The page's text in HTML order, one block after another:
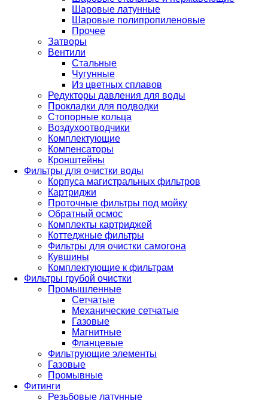
Шаровые латунные
Шаровые полипропиленовые
Прочее
Затворы
Вентили
Стальные
Чугунные
Из цветных сплавов
Редукторы давления для воды
Прокладки для подводки
Стопорные кольца
Воздухоотводчики
Комплектующие
Компенсаторы
Кронштейны
Фильтры для очистки воды
Корпуса магистральных фильтров
Картриджи
Проточные фильтры под мойку
Обратный осмос
Комплекты картриджей
Коттеджные фильтры
Фильтры для очистки самогона
Кувшины
Комплектующие к фильтрам
Фильтры грубой очистки
Промышленные
Сетчатые
Механические сетчатые
Газовые
Магнитные
Фланцевые
Фильтрующие элементы
Газовые
Промывные
Фитинги
Резьбовые латунные